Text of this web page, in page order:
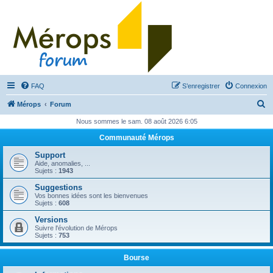
FAQ Connexion
S’enregistrer
Mérops Forum
h
r
Nous sommes le sam. 08 août 2026 6:05
Communauté Mérops
Support
Aide, anomalies, ...
Sujets : 1943
Suggestions
Vos bonnes idées sont les bienvenues
Sujets : 608
Versions
Suivre l'évolution de Mérops
Sujets : 753
Bourse